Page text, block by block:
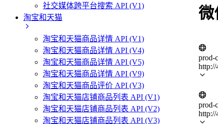
社交媒体跨平台搜索 API (V1)
淘宝和天猫
淘宝和天猫商品详情 API (V1)
淘宝和天猫商品详情 API (V4)
淘宝和天猫商品详情 API (V5)
淘宝和天猫商品详情 API (V9)
淘宝和天猫商品评价 API (V3)
淘宝和天猫店铺商品列表 API (V1)
淘宝和天猫店铺商品列表 API (V2)
淘宝和天猫店铺商品列表 API (V3)
微
prod-
http://
prod-
http://